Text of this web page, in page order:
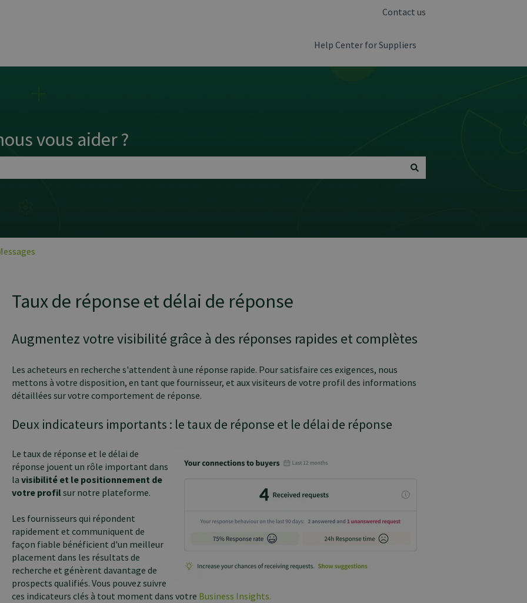
traductions Contact us
Help Center for Suppliers
vous aider ?
Taux de réponse et délai de réponse
Augmentez votre visibilité grâce à des réponses rapides et complètes
Les acheteurs en recherche s'attendent à une réponse rapide. Pour satisfaire ces exigences, nous
mettons à votre disposition, en tant que fournisseur, et aux visiteurs de votre profil des informations
détaillées sur votre comportement de réponse.
Deux indicateurs importants : le taux de réponse et le délai de réponse
Le taux de réponse et le délai de
réponse jouent un rôle important dans
la visibilité et le positionnement de
votre profilsur notre plateforme.
Les fournisseurs qui répondent
rapidement et communiquent de
façon fiable bénéficient d'un meilleur
placement dans les résultats de
recherche et génèrent davantage de
prospects qualifiés. Vous pouvez suivre
ces indicateurs clés à tout moment dans votre Business Insights.